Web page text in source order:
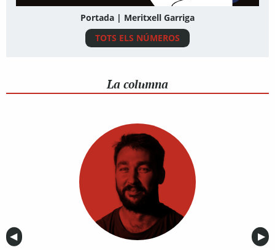
Portada | Meritxell Garriga
TOTS ELS NÚMEROS
La columna
Anterior
◀︎ ▶︎